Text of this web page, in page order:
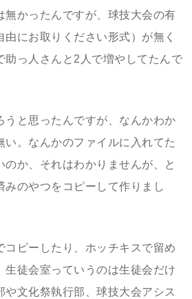
無かったんですが、球技大会の有
にお取りください形式）が無く
助っ人さんと2人で増やしてたんで
うと思ったんですが、なんかわか
い。なんかのファイルに入れてた
のか、それはわかりませんが、と
みのやつをコピーして作りまし
コピーしたり、ホッチキスで留め
生徒会室っていうのは生徒会だけ
や文化祭執行部、球技大会アシス